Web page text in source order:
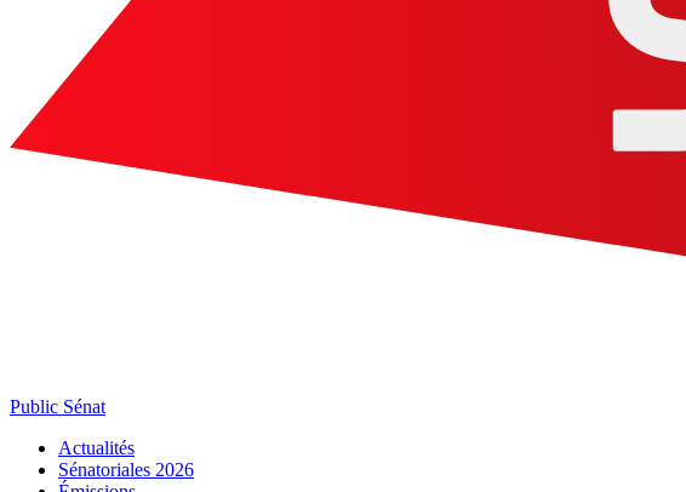
Public Sénat
Actualités
Sénatoriales 2026